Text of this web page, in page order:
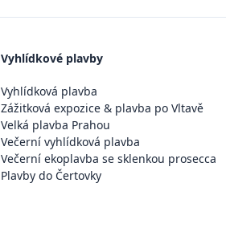
Vyhlídkové plavby
Vyhlídková plavba
Zážitková expozice & plavba po Vltavě
Velká plavba Prahou
Večerní vyhlídková plavba
Večerní ekoplavba se sklenkou prosecca
Plavby do Čertovky